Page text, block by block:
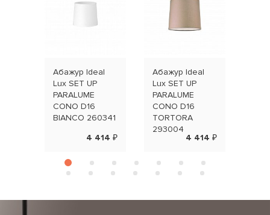
Абажур Ideal
Lux SET UP
PARALUME
CONO D16
BIANCO 260341
4 414 ₽
Абажур Ideal
Lux SET UP
PARALUME
CONO D16
TORTORA
293004
4 414 ₽